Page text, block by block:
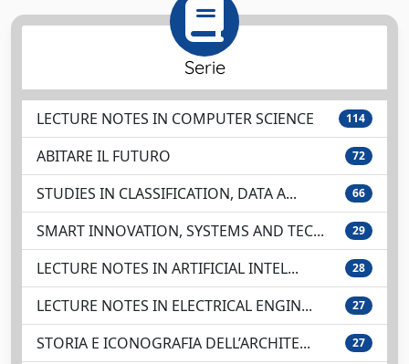
Serie
LECTURE NOTES IN COMPUTER SCIENCE 114
ABITARE IL FUTURO 72
STUDIES IN CLASSIFICATION, DATA A... 66
SMART INNOVATION, SYSTEMS AND TEC... 29
LECTURE NOTES IN ARTIFICIAL INTEL... 28
LECTURE NOTES IN ELECTRICAL ENGIN... 27
STORIA E ICONOGRAFIA DELL’ARCHITE... 27